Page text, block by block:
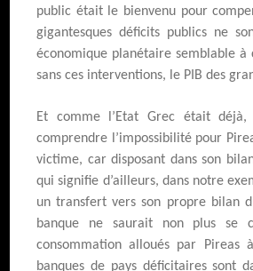
public était le bienvenu pour
gigantesques déficits publics ne
économique planétaire semblable à
sans ces interventions, le PIB des
Et comme l’Etat Grec était
comprendre l’impossibilité pour
victime, car disposant dans son
qui signifie d’ailleurs, dans notre
un transfert vers son propre bilan
banque ne saurait non plus se
consommation alloués par Pireas
banques de pays déficitaires sont